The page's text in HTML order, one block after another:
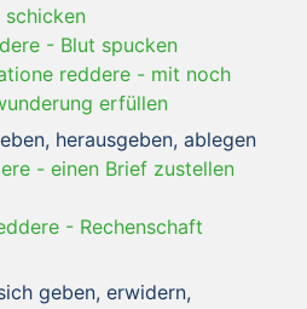
- Blut spucken
reddere - mit noch
erfüllen
herausgeben, ablegen
- einen Brief zustellen
- Rechenschaft
geben, erwidern,